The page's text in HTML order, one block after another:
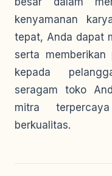
kenyamanan
tepat, Anda dapat
serta
kepada
seragam toko
mitra
berkualitas.